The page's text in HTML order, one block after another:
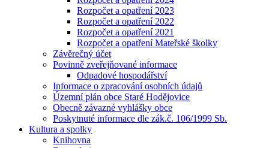
Rozpočet a opatření 2023
Rozpočet a opatření 2022
Rozpočet a opatření 2021
Rozpočet a opatření Mateřské školky
Závěrečný účet
Povinně zveřejňované informace
Odpadové hospodářství
Informace o zpracování osobních údajů
Územní plán obce Staré Hodějovice
Obecně závazné vyhlášky obce
Poskytnuté informace dle zák.č. 106/1999 Sb.
Kultura a spolky
Knihovna